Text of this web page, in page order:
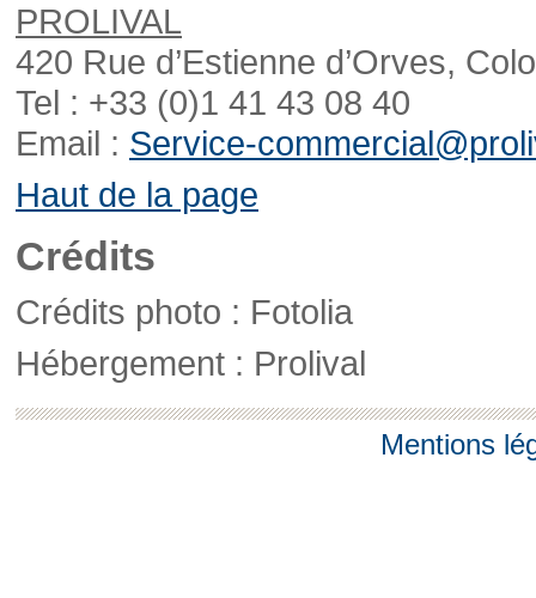
PROLIVAL
420 Rue d’Estienne d’Orves,
Tel : +33 (0)1 41 43 08 40
Email : Service-
Haut de la page
Crédits
Crédits photo : Fotolia
Hébergement : Prolival
Mentions